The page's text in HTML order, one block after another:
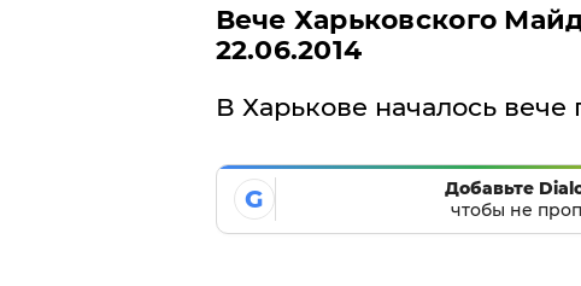
Вече Харьковского
22.06.2014
В Харькове началось
G
Добавьте
чтобы не